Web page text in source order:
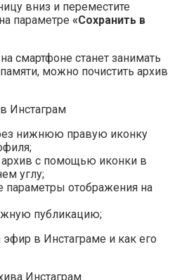
вниз и переместите
параметре «Сохранить в
смартфоне станет занимать
можно почистить архив
нижнюю правую иконку
архив с помощью иконки в
углу;
параметры отображения на
публикацию;
в Инстаграме и как его